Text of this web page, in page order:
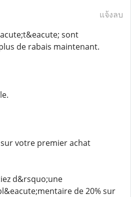
แจ้งลบ
sont
de rabais maintenant.
votre premier achat
d&rsquo;une
de 20% sur